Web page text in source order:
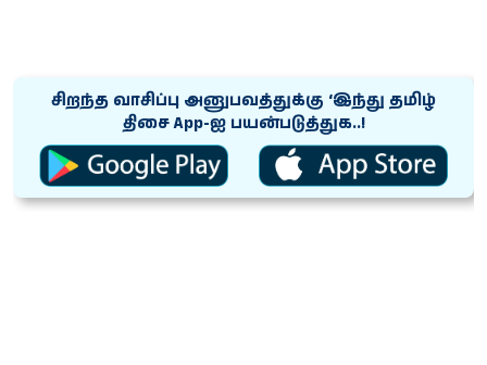
சிறந்த வாசிப்பு அனுபவத்துக்கு ‘இந்து தமிழ்
திசை App-ஐ பயன்படுத்துக..!